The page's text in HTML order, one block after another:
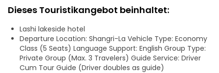
Um 12:00 Uhr genießen Sie ein Mittagessen in einem lokalen
Restaurant (Mahlzeit nicht inbegriffen), gefolgt von einer
30-minütigen Fahrt zum malerischen Lashi-See, einem
friedlichen Ort, der sich perfekt für Fotos und Entspannung
eignet. Verbringen Sie etwa 2 Stunden damit, die natürliche
Schönheit und die kulturelle Atmosphäre der Gegend zu
genießen.
Dieses Touristikangebot beinhaltet:
Lashi lakeside hotel
Departure Location: Shangri-La Vehicle Type: Economy
Class (5 Seats) Language Support: English Group Type:
Private Group (Max. 3 Travelers) Guide Service: Driver
Cum Tour Guide (Driver doubles as guide)